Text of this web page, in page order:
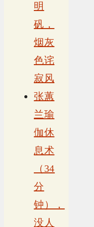
明
矾，
烟灰
色诧
寂风
张蕙
兰瑜
伽休
息术
（34
分
钟），
没人